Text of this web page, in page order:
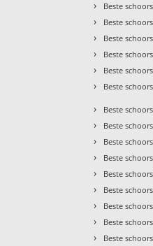
› Beste
› Beste
› Beste
› Beste
› Beste
› Beste
› Beste
› Beste
› Beste
› Beste
› Beste
› Beste
› Beste
› Beste
› Beste